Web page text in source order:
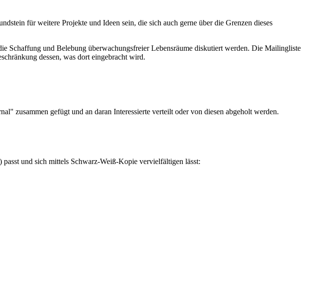
für weitere Projekte und Ideen sein, die sich auch gerne über die Grenzen dieses
Schaffung und Belebung überwachungsfreier Lebensräume diskutiert werden. Die Mailingliste
dessen, was dort eingebracht wird.
zusammen gefügt und an daran Interessierte verteilt oder von diesen abgeholt werden.
und sich mittels Schwarz-Weiß-Kopie vervielfältigen lässt: